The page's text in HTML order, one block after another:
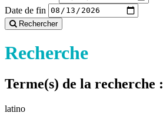
Date de fin
Rechercher
Recherche
Terme(s) de la recherche :
latino